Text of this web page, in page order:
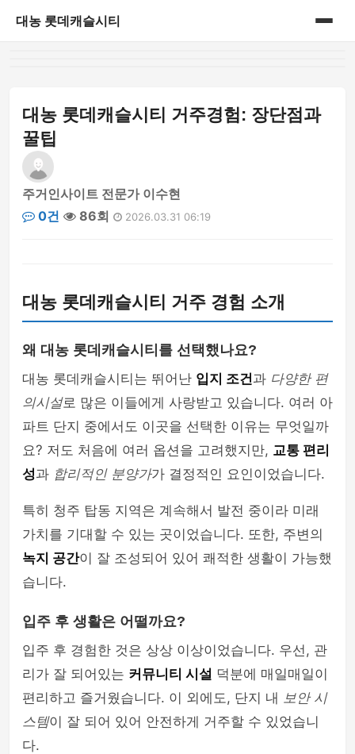
대농 롯데캐슬시티
대농 롯데캐슬시티 거주경험: 장단점과
꿀팁
주거인사이트 전문가 이수현
0건
86회 2026.03.31 06:19
대농 롯데캐슬시티 거주 경험 소개
왜 대농 롯데캐슬시티를 선택했나요?
대농 롯데캐슬시티는 뛰어난 입지 조건과 다양한 편
의시설로 많은 이들에게 사랑받고 있습니다. 여러 아
파트 단지 중에서도 이곳을 선택한 이유는 무엇일까
요? 저도 처음에 여러 옵션을 고려했지만, 교통 편리
성과 합리적인 분양가가 결정적인 요인이었습니다.
특히 청주 탑동 지역은 계속해서 발전 중이라 미래
가치를 기대할 수 있는 곳이었습니다. 또한, 주변의
녹지 공간이 잘 조성되어 있어 쾌적한 생활이 가능했
습니다.
입주 후 생활은 어떨까요?
입주 후 경험한 것은 상상 이상이었습니다. 우선, 관
리가 잘 되어있는 커뮤니티 시설 덕분에 매일매일이
편리하고 즐거웠습니다. 이 외에도, 단지 내 보안 시
스템이 잘 되어 있어 안전하게 거주할 수 있었습니
다.